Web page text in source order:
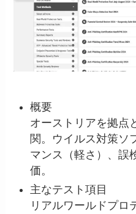
概要
オーストリアを拠点
関。ウイルス対策ソ
マンス（軽さ）、誤
価。
主なテスト項目
リアルワールドプロ